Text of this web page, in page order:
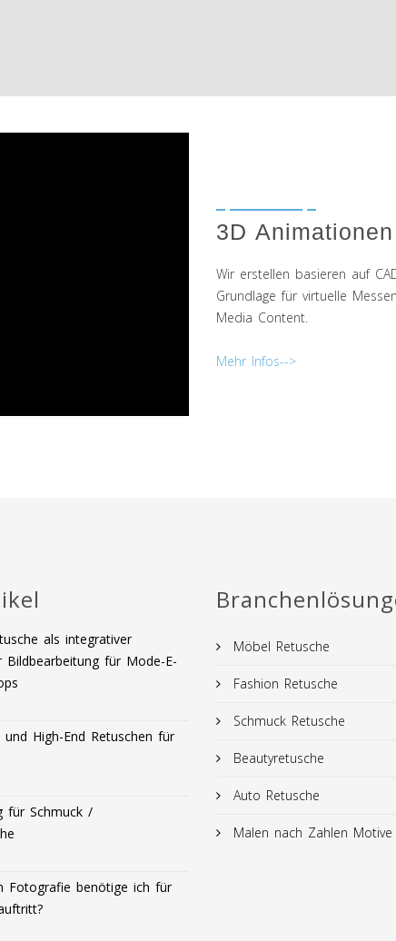
3D
Wir erstellen basieren auf
Grundlage für virtuelle
Media Content.
Mehr Infos-->
als integrativer
Bildbearbeitung für Mode-E-
High-End Retuschen für
für Schmuck /
Fotografie benötige ich für
Möbel Retusche
Fashion Retusche
Schmuck Retusche
Beautyretusche
Auto Retusche
Malen nach Zahlen Motive